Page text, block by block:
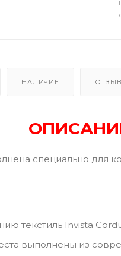
НАЛИЧИЕ
специально для
текстиль Invista
выполнены из